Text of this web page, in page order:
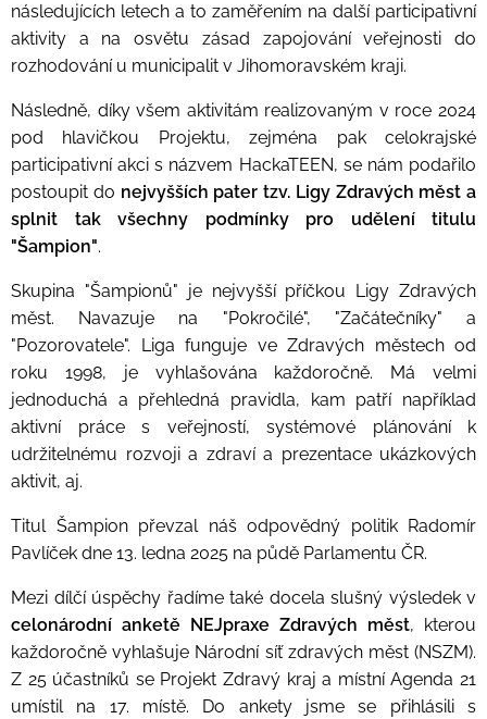
následujících letech a to zaměřením na další participativní
aktivity a na osvětu zásad zapojování veřejnosti do
rozhodování u municipalit v Jihomoravském kraji.
Následně, díky všem aktivitám realizovaným v roce 2024
pod hlavičkou Projektu, zejména pak celokrajské
participativní akci s názvem HackaTEEN, se nám podařilo
postoupit do nejvyšších pater tzv. Ligy Zdravých měst a
splnit tak všechny podmínky pro udělení titulu
"Šampion".
Skupina "Šampionů" je nejvyšší příčkou Ligy Zdravých
měst. Navazuje na "Pokročilé", "Začátečníky" a
"Pozorovatele". Liga funguje ve Zdravých městech od
roku 1998, je vyhlašována každoročně. Má velmi
jednoduchá a přehledná pravidla, kam patří například
aktivní práce s veřejností, systémové plánování k
udržitelnému rozvoji a zdraví a prezentace ukázkových
aktivit, aj.
Titul Šampion převzal náš odpovědný politik Radomír
Pavlíček dne 13. ledna 2025 na půdě Parlamentu ČR.
Mezi dílčí úspěchy řadíme také docela slušný výsledek v
celonárodní anketě NEJpraxe Zdravých měst, kterou
každoročně vyhlašuje Národní síť zdravých měst (NSZM).
Z 25 účastníků se Projekt Zdravý kraj a místní Agenda 21
umístil na 17. místě. Do ankety jsme se přihlásili s